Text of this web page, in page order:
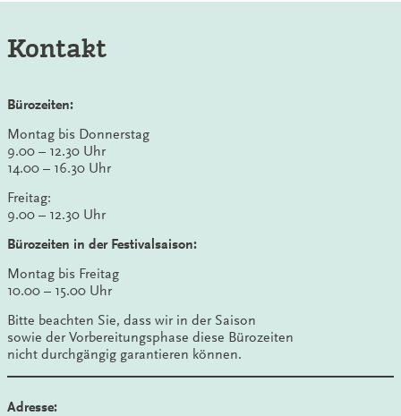
Kontakt
Bürozeiten:
Montag bis Donnerstag
9.00 – 12.30 Uhr
14.00 – 16.30 Uhr
Freitag:
9.00 – 12.30 Uhr
Bürozeiten in der Festivalsaison:
Montag bis Freitag
10.00 – 15.00 Uhr
Bitte beachten Sie, dass wir in der Saison
sowie der Vorbereitungsphase diese Bürozeiten
nicht durchgängig garantieren können.
Adresse: